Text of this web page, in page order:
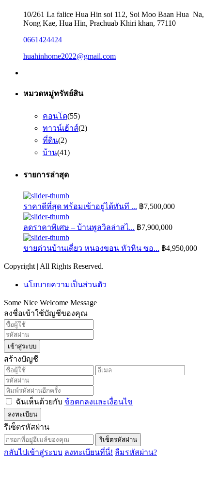
10/261 La falice Hua Hin soi 112, Soi Moo Baan Hua Na,
Nong Kae, Hua Hin, Prachuab Khiri khan, 77110
0661424424
huahinhome2022@gmail.com
หมวดหมู่ทรัพย์สิน
คอนโด(55)
ทาวน์เฮ้าส์(2)
ที่ดิน(2)
บ้าน(41)
รายการล่าสุด
ราคาดีที่สุด พร้อมเข้าอยู่ได้ทันที ... ฿7,500,000
ลดราคาพิเศษ – บ้านพูลวิลล่าสไ... ฿7,900,000
ขายด่วนบ้านเดี่ยว หนองขอน หัวหิน ซอ... ฿4,950,000
Copyright | All Rights Reserved.
นโยบายความเป็นส่วนตัว
Some Nice Welcome Message
ลงชื่อเข้าใช้บัญชีของคุณ
เข้าสู่ระบบ
สร้างบัญชี
ฉันเห็นด้วยกับ ข้อตกลงและเงื่อนไข
ลงทะเบียน
รีเซ็ตรหัสผ่าน
รีเซ็ตรหัสผ่าน
กลับไปเข้าสู่ระบบ ลงทะเบียนที่นี่! ลืมรหัสผ่าน?